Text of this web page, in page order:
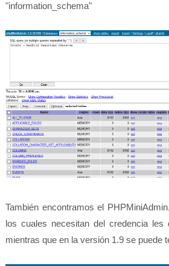
"information_schema"
También encontramos el
los cuales necesitan del credencia les
mientras que en la versión 1.9 se puede